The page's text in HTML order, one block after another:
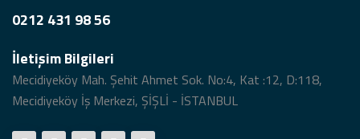
Açılış Organizasyonu Trio Grubu
0212 431 98 56
İletişim Bilgileri
Mecidiyeköy Mah. Şehit Ahmet Sok. No:4, Kat :12, D:118,
Mecidiyeköy İş Merkezi, ŞİŞLİ - İSTANBUL